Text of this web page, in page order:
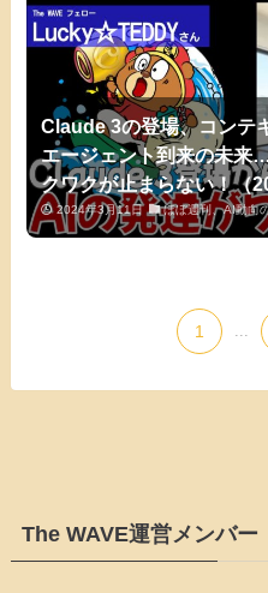
Claude 3の登場、コンテ
エージェント到来の未来
クワクが止まらない！（
2024年3月11日 ほぼ週刊、AI動向
1
The WAVE運営メンバー